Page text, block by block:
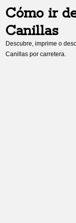
Cómo ir
Canillas
Descubre, imprime o
Canillas por carretera.